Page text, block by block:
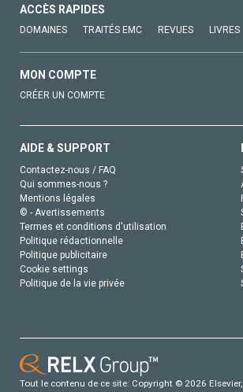
ACCÈS RAPIDES
DOMAINES TRAITÉS EMC REVUES LIVRES
MON COMPTE
CRÉER UN COMPTE
AIDE & SUPPORT
Contactez-nous / FAQ
Qui sommes-nous ?
Mentions légales
© - Avertissements
Termes et conditions d'utilisation
Politique rédactionnelle
Politique publicitaire
Cookie settings
Politique de la vie privée
Tout le contenu de ce site: Copyright © 2026